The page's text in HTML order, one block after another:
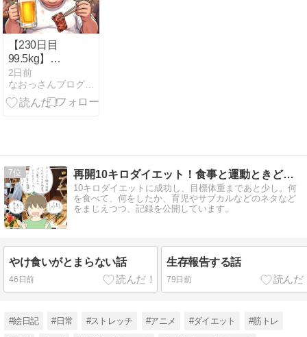
【230日目
99.5kg】
100kg越え卒
業生が挑む伝
説の爆絶チー
カラオケから
の深夜締めカ
レーで完全解
放した神の一
日
2日前
なおっさんブログ〜肉体改造ブログ〜
7 再開10キロダイエット！食事と運動ときどき雑記
10キロダイエットに成功し、目標体重まであと少し。何
を食べて、何をしたか、育児やサブカルなどのネタなど
をまじえつつ、記録を公開しています。
やけ食いがとまらない話
46日前
生存報告する話
79日前
#絵日記 #日常 #ストレッチ #アニメ #ダイエット #筋トレ